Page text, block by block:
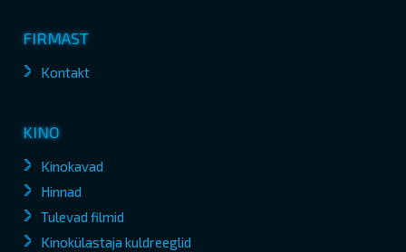
FIRMAST
Kontakt
KINO
Kinokavad
Hinnad
Tulevad filmid
Kinokülastaja kuldreeglid